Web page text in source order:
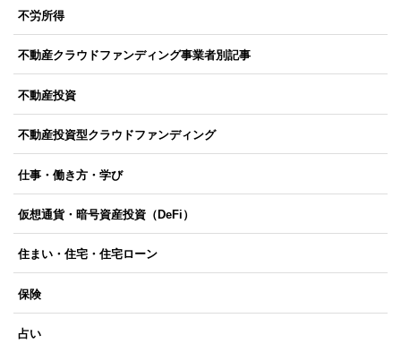
不労所得
不動産クラウドファンディング事業者別記事
不動産投資
不動産投資型クラウドファンディング
仕事・働き方・学び
仮想通貨・暗号資産投資（DeFi）
住まい・住宅・住宅ローン
保険
占い